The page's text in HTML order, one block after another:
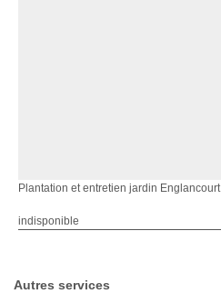
Plantation et entretien jardin Englancourt
indisponible
Autres services